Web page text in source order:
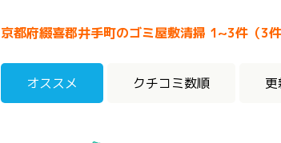
京都府綴喜郡井手町のゴミ屋敷清掃 1~3件（3件
オススメ クチコミ数順